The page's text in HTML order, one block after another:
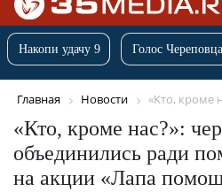
Накопи удачу 9 Голос Череповца
Главная Новости «Кто, кроме
«Кто, кроме нас?»:
объединились ради
на акции «Лапа